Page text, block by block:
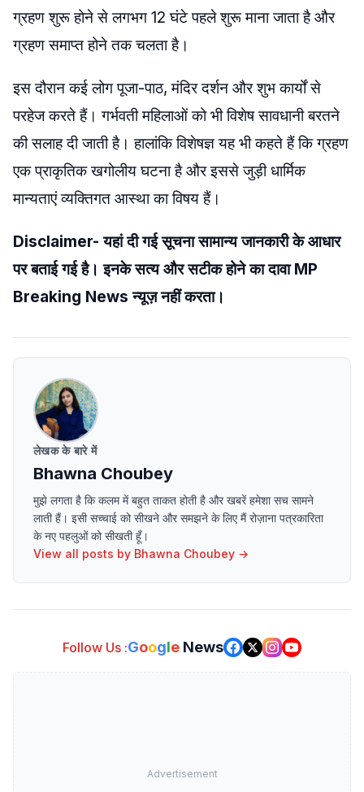
ग्रहण शुरू होने से लगभग 12 घंटे पहले शुरू माना जाता है और
ग्रहण समाप्त होने तक चलता है।
इस दौरान कई लोग पूजा-पाठ, मंदिर दर्शन और शुभ कार्यों से
परहेज करते हैं। गर्भवती महिलाओं को भी विशेष सावधानी बरतने
की सलाह दी जाती है। हालांकि विशेषज्ञ यह भी कहते हैं कि ग्रहण
एक प्राकृतिक खगोलीय घटना है और इससे जुड़ी धार्मिक
मान्यताएं व्यक्तिगत आस्था का विषय हैं।
Disclaimer- यहां दी गई सूचना सामान्य जानकारी के आधार
पर बताई गई है। इनके सत्य और सटीक होने का दावा MP
Breaking News न्यूज़ नहीं करता।
लेखक के बारे में
Bhawna Choubey
मुझे लगता है कि कलम में बहुत ताकत होती है और खबरें हमेशा सच सामने
लाती हैं। इसी सच्चाई को सीखने और समझने के लिए मैं रोज़ाना पत्रकारिता
के नए पहलुओं को सीखती हूँ।
View all posts by Bhawna Choubey →
Follow Us :Google News
Advertisement